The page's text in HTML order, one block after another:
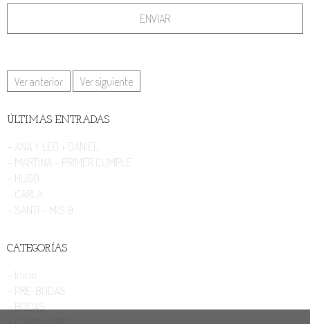
Ver anterior Ver siguiente
ÚLTIMAS ENTRADAS
- ANA Y LEO + DANIEL
- MARTINA - PRIMER CUMPLE
- HUGO
- CARLA
- SANTI - MIS 9
CATEGORÍAS
- Inicio
- PRE-BODAS
- BODAS